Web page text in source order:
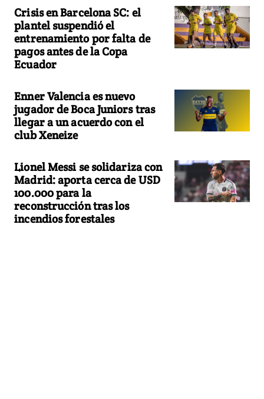
Crisis en Barcelona SC: el
plantel suspendió el
entrenamiento por falta de
pagos antes de la Copa
Ecuador
Enner Valencia es nuevo
jugador de Boca Juniors tras
llegar a un acuerdo con el
club Xeneize
Lionel Messi se solidariza con
Madrid: aporta cerca de USD
100.000 para la
reconstrucción tras los
incendios forestales